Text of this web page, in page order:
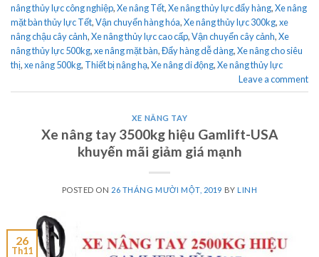
nâng thủy lực công nghiệp,Xe nâng Tết,Xe nâng thủy lực đẩy hàng,Xe nâng
mặt bàn thủy lực Tết,Vận chuyển hàng hóa,Xe nâng thủy lực 300kg,xe
nâng chậu cây cảnh,Xe nâng thủy lực cao cấp,Vận chuyển cây cảnh,Xe
nâng thủy lực 500kg,xe nâng mặt bàn,Đẩy hàng dễ dàng,Xe nâng cho siêu
thị,xe nâng 500kg, Thiết bị nâng hạ,Xe nâng di động,Xe nâng thủy lực
Leave a comment
XE NÂNG TAY
Xe nâng tay 3500kg hiệu Gamlift-USA
khuyến mãi giảm giá mạnh
POSTED ON 26 THÁNG MƯỜI MỘT, 2019 BYLINH
26
Th11